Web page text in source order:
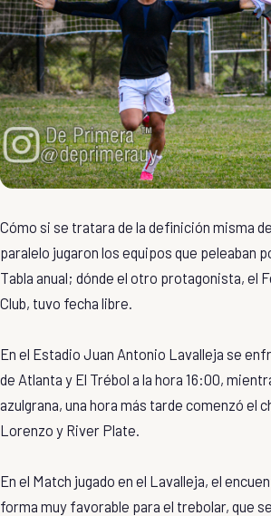
Cómo si se tratara de la definición misma
paralelo jugaron los equipos que peleaban
Tabla anual; dónde el otro protagonista, el
Club, tuvo fecha libre.
En el Estadio Juan Antonio Lavalleja se
de Atlanta y El Trébol a la hora 16:00,
azulgrana, una hora más tarde comenzó el
Lorenzo y River Plate.
En el Match jugado en el Lavalleja, el
forma muy favorable para el trebolar, que